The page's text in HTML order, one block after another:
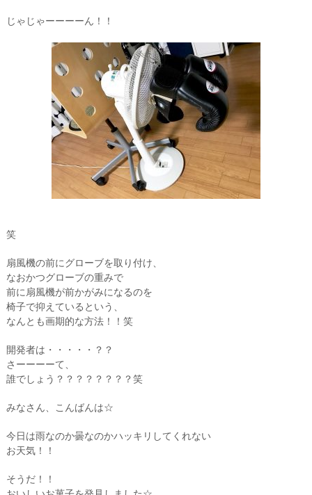
じゃじゃーーーーん！！
笑
扇風機の前にグローブを取り付け、
なおかつグローブの重みで
前に扇風機が前かがみになるのを
椅子で抑えているという、
なんとも画期的な方法！！笑
開発者は・・・・・？？
さーーーーて、
誰でしょう？？？？？？？？笑
みなさん、こんばんは☆
今日は雨なのか曇なのかハッキリしてくれない
お天気！！
そうだ！！